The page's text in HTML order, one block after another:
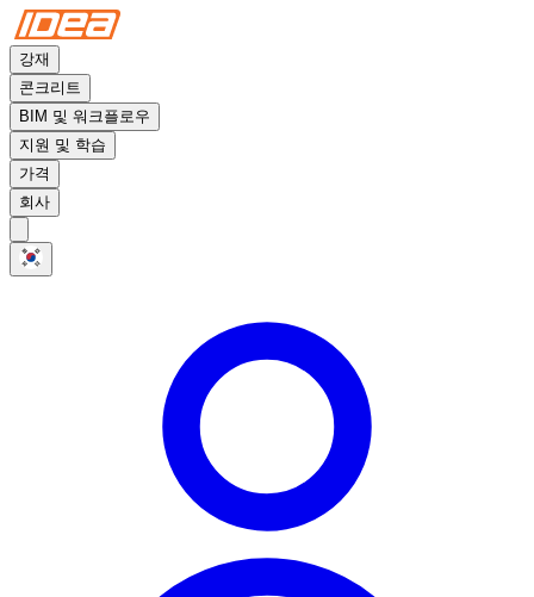
강재
콘크리트
BIM 및 워크플로우
지원 및 학습
가격
회사